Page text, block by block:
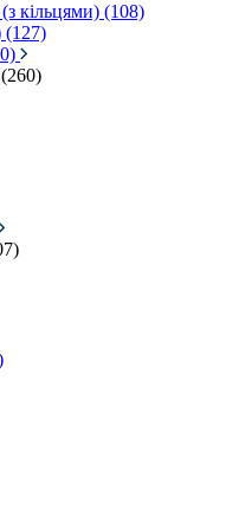
кільцями) (108)
(127)